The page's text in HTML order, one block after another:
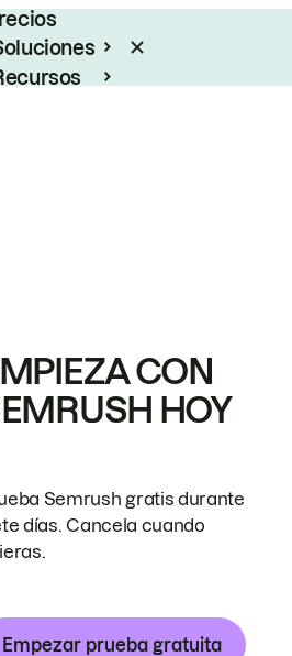
CON
HOY
Semrush gratis durante
días. Cancela cuando
Empezar prueba gratuita